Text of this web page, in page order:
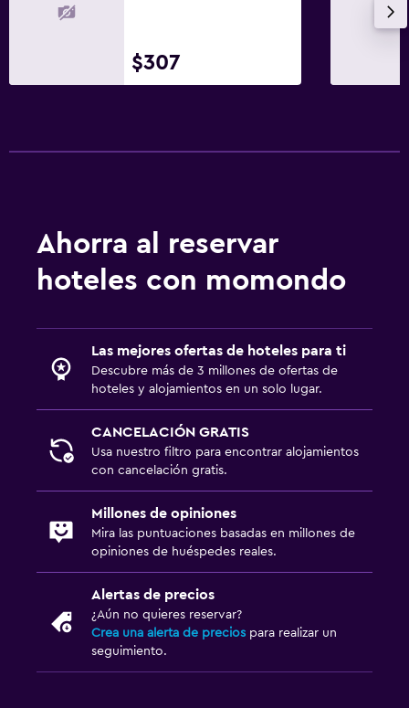
$307
Ahorra al reservar
hoteles con momondo
Las mejores ofertas de hoteles para ti
Descubre más de 3 millones de ofertas de
hoteles y alojamientos en un solo lugar.
CANCELACIÓN GRATIS
Usa nuestro filtro para encontrar alojamientos
con cancelación gratis.
Millones de opiniones
Mira las puntuaciones basadas en millones de
opiniones de huéspedes reales.
Alertas de precios
¿Aún no quieres reservar?
Crea una alerta de precios para realizar un
seguimiento.